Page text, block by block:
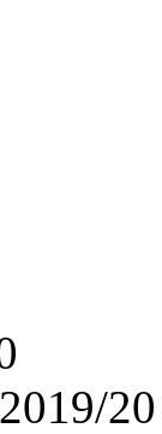
20